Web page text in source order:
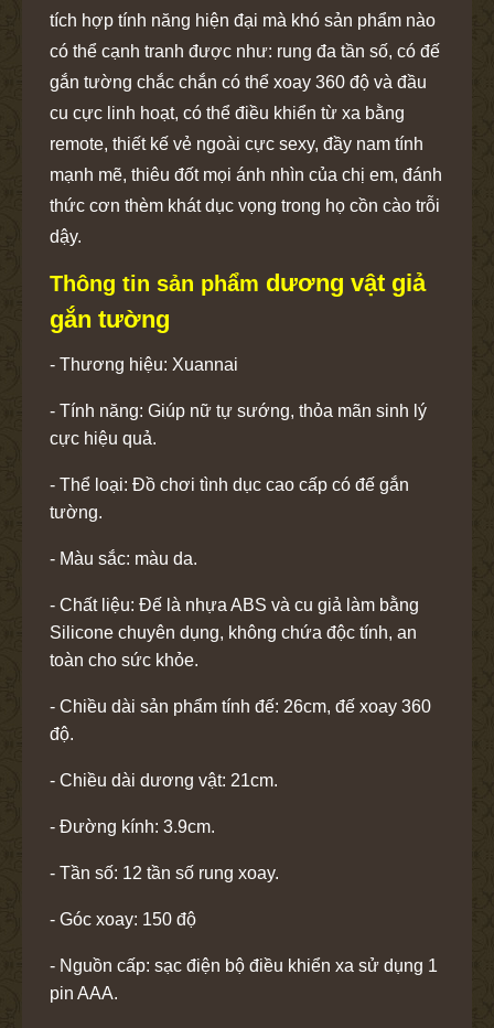
tích hợp tính năng hiện đại mà khó sản phẩm nào
có thể cạnh tranh được như: rung đa tần số, có đế
gắn tường chắc chắn có thể xoay 360 độ và đầu
cu cực linh hoạt, có thể điều khiển từ xa bằng
remote, thiết kế vẻ ngoài cực sexy, đầy nam tính
mạnh mẽ, thiêu đốt mọi ánh nhìn của chị em, đánh
thức cơn thèm khát dục vọng trong họ cồn cào trỗi
dậy.
Thông tin sản phẩm dương vật giả
gắn tường
- Thương hiệu: Xuannai
- Tính năng: Giúp nữ tự sướng, thỏa mãn sinh lý
cực hiệu quả.
- Thể loại: Đồ chơi tình dục cao cấp có đế gắn
tường.
- Màu sắc: màu da.
- Chất liệu: Đế là nhựa ABS và cu giả làm bằng
Silicone chuyên dụng, không chứa độc tính, an
toàn cho sức khỏe.
- Chiều dài sản phẩm tính đế: 26cm, đế xoay 360
độ.
- Chiều dài dương vật: 21cm.
- Đường kính: 3.9cm.
- Tần số: 12 tần số rung xoay.
- Góc xoay: 150 độ
- Nguồn cấp: sạc điện bộ điều khiển xa sử dụng 1
pin AAA.